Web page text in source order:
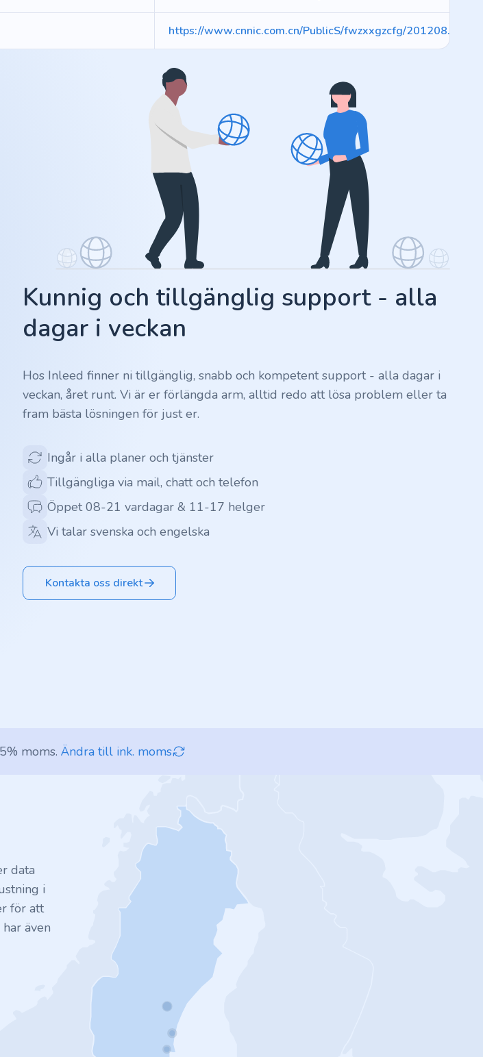
https://www.cnnic.com.cn/PublicS/fwzxxgzcfg/201208...
Kunnig och tillgänglig support - alla
dagar i veckan
Hos Inleed finner ni tillgänglig, snabb och kompetent support - alla dagar i
veckan, året runt. Vi är er förlängda arm, alltid redo att lösa problem eller ta
fram bästa lösningen för just er.
Ingår i alla planer och tjänster
Tillgängliga via mail, chatt och telefon
Öppet 08-21 vardagar & 11-17 helger
Vi talar svenska och engelska
Kontakta oss direkt
moms. Ändra till ink. moms
data
i
för att
även